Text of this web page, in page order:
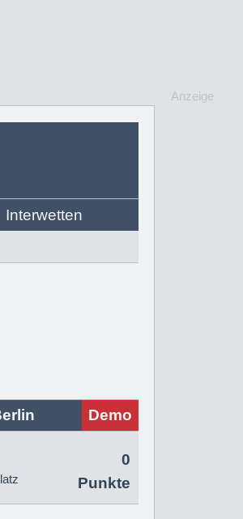
Interwetten
Anzeige
Demo
0
Punkte